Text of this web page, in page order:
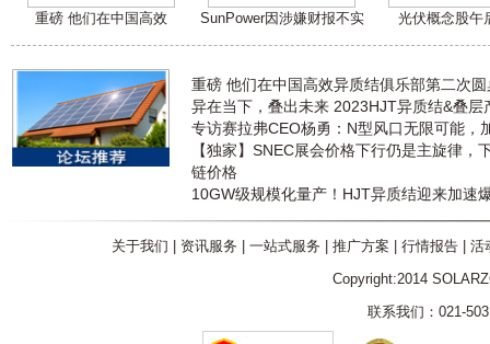
重磅 他们在中国高效 SunPower因涉嫌财报不实 光伏概念股午
重磅 他们在中国高效异质结俱乐部第二次
异在当下，叠出未来 2023HJT异质结&叠层
专访赛拉弗CEO杨勇：N型风口无限可能，
【独家】SNEC展会价格下行仍是主旋律，
链价格
10GW级规模化量产！HJT异质结迎来加速
关于我们 资讯服务 一站式服务 推广方案 行情报告| 活
Copyright:2014
联系我们：021-